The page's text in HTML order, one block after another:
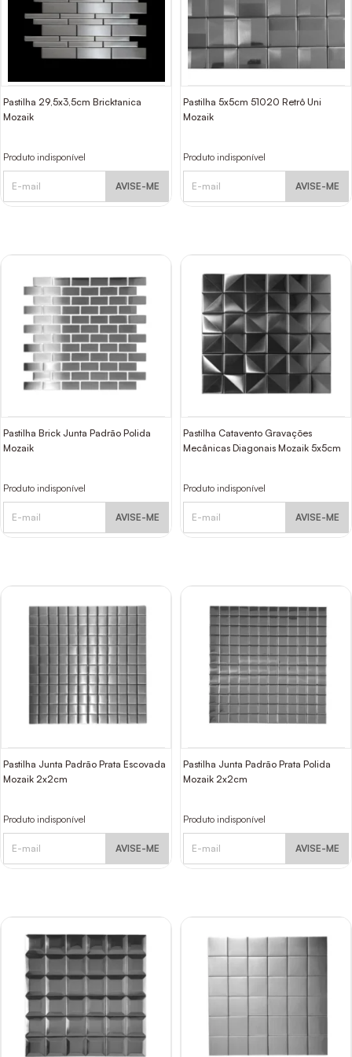
Pastilha 29,5x3,5cm Bricktanica
Mozaik
Produto indisponível
AVISE-ME
Pastilha 5x5cm 51020 Retrô Uni
Mozaik
Produto indisponível
AVISE-ME
Pastilha Brick Junta Padrão Polida
Mozaik
Produto indisponível
AVISE-ME
Pastilha Catavento Gravações
Mecânicas Diagonais Mozaik 5x5cm
Produto indisponível
AVISE-ME
Pastilha Junta Padrão Prata Escovada
Mozaik 2x2cm
Produto indisponível
AVISE-ME
Pastilha Junta Padrão Prata Polida
Mozaik 2x2cm
Produto indisponível
AVISE-ME